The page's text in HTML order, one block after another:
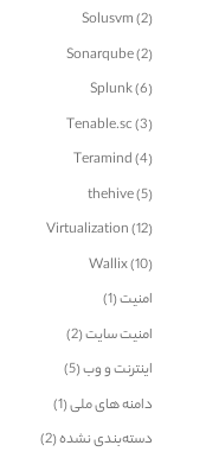
Solusvm(2)
Sonarqube(2)
Splunk(6)
Tenable.sc(3)
Teramind(4)
thehive(5)
Virtualization(12)
Wallix(10)
امنیت(1)
امنیت سایت(2)
اینترنت و وب(5)
دامنه های ملی(1)
دسته‌بندی نشده(2)